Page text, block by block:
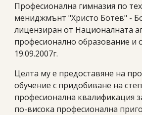
Професионална гимназия по
мениджмънт "Христо Ботев" -
лицензиран от Националната
професионално образование и
19.09.2007г.
Целта му е предоставяне на
обучение с придобиване на
професионална квалификация
по-висока професионална